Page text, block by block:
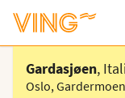
Velg
Gardasjøen,
Oslo, Gardermoen